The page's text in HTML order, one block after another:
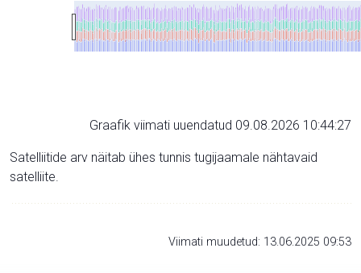
Graafik viimati uuendatud 09.08.2026 10:44:27
Satelliitide arv näitab ühes tunnis tugijaamale nähtavaid
satelliite.
Viimati muudetud: 13.06.2025 09:53